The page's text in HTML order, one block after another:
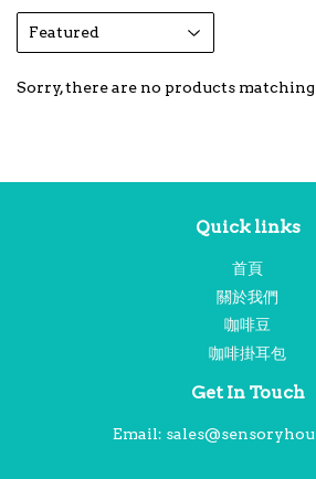
Sorry, there are no products
Quick links
首頁
關於我們
咖啡豆
咖啡掛耳包
Get In Touch
Email: